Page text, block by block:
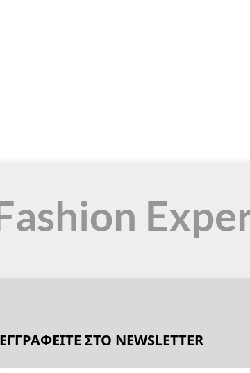
ΕΓΓΡΑΦΕΙΤΕ ΣΤΟ NEWSLETTER